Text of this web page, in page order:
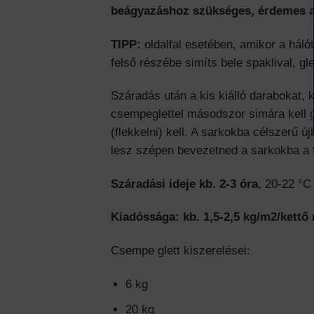
beágyazáshoz szükséges,
TIPP: oldalfal esetében, amikor a
felső részébe simíts bele spaklival,
Száradás után a kis kiálló darabokat,
csempeglettel másodszor simára kell
(flekkelni) kell. A sarkokba célszerű
lesz szépen bevezetned a sarkokba a
Száradási ideje kb. 2-3 óra, 20-22
Kiadóssága: kb. 1,5-2,5 kg/m2/kettő
Csempe glett kiszerelései:
6 kg
20 kg